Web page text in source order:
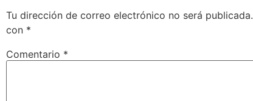
Tu dirección de correo electrónico no será publicada.
con *
Comentario *